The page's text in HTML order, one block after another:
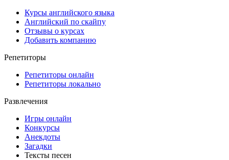
Курсы английского языка
Английский по скайпу
Отзывы о курсах
Добавить компанию
Репетиторы
Репетиторы онлайн
Репетиторы локально
Развлечения
Игры онлайн
Конкурсы
Анекдоты
Загадки
Тексты песен